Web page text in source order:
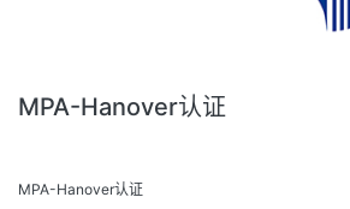
MPA-Hanover认证
MPA-Hanover认证